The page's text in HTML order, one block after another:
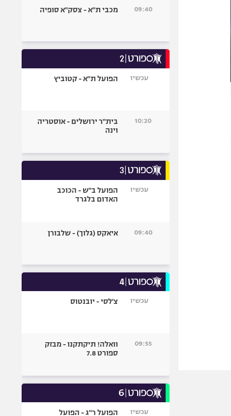
09:40 מכבי ת"א - צסק"א סופיה
עכשיו הפועל ת"א - קטוביץ
10:20
בית"ר ירושלים - אוסטריה
וינה
עכשיו
הפועל ב"ש - הכוכב
האדום בלגרד
09:40 איאקס (גלוך) - שלבורן
עכשיו צ'לסי - יובנטוס
09:55
וואלה! תיקתקנו - מבזק
ספורט 7.8
עכשיו הפועל ר"ג - הפועל